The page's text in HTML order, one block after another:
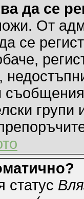
да се
От
се
статус